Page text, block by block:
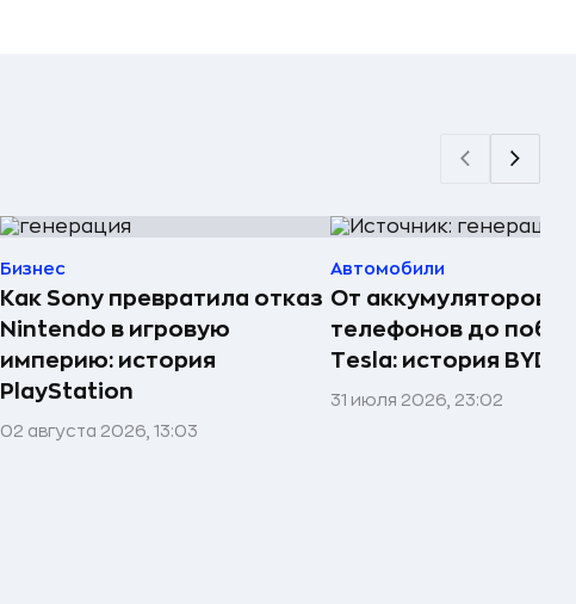
Бизнес
Как Sony превратила отказ
Nintendo в игровую
империю: история
PlayStation
02 августа 2026, 13:03
Автомобили
От аккумуляторов
телефонов до
Tesla: история BYD
31 июля 2026, 23:02